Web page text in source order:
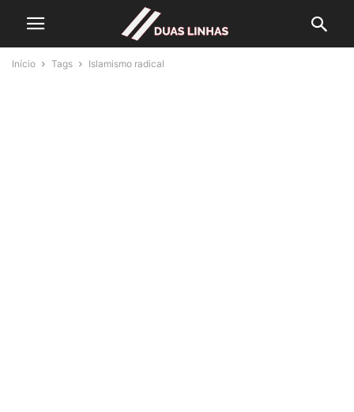
Início Tags Islamismo radical